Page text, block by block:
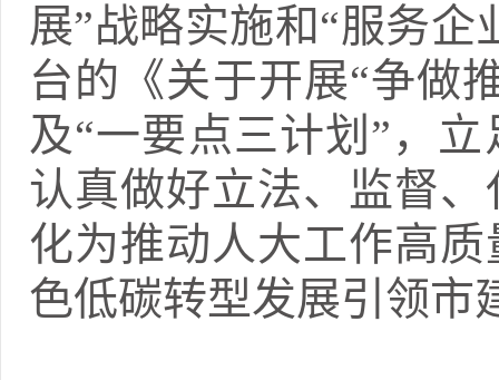
展”战略实施和“服务
台的《关于开展“争做
及“一要点三计划”，
认真做好立法、监督
化为推动人大工作高
色低碳转型发展引领市